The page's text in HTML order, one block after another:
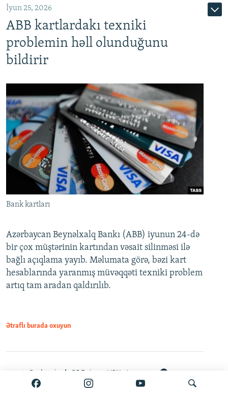
İyun 25, 2026
ABB kartlardakı texniki
problemin həll olunduğunu
bildirir
Bank kartları
Azərbaycan Beynəlxalq Bankı (ABB) iyunun 24-də
bir çox müştərinin kartından vəsait silinməsi ilə
bağlı açıqlama yayıb. Məlumata görə, bəzi kart
hesablarında yaranmış müvəqqəti texniki problem
artıq tam aradan qaldırılıb.
Ətraflı burada oxuyun